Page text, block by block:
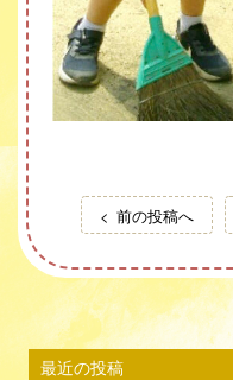
前の投稿へ
最近の投稿